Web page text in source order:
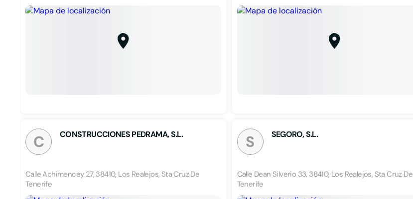
C CONSTRUCCIONES PEDRAMA, S.L.
Calle Achimencey 27, 38410, Los Realejos, Sta Cruz De
Tenerife
S SEGORO, S.L.
Calle Dean Silverio 33, 38410, Los Realejos, Sta Cruz De
Tenerife